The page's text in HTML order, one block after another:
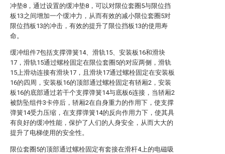
冲垫8，通过设置的缓冲垫8，可以对限位套圈5与限位挡
板13之间增加一个缓冲力，从而有效的减小限位套圈5对
限位挡板13的冲击，有效的提升了限位挡板13的使用寿
命。
缓冲组件7包括支撑弹簧14、滑轨15、安装板16和滑块
17，滑轨15通过螺栓固定在限位套圈5的对应两侧，滑轨
15上滑动连接有滑块17，且滑块17通过螺栓固定在安装板
16的四周，安装板16的顶部通过螺栓固定有轿厢2，安装
板16的底部通过若干个支撑弹簧14与底板6连接，当轿厢2
被防坠组件3卡停后，轿厢2在自身重力的作用下，使支撑
弹簧14受力压缩，在支撑弹簧14的反向作用力下，使其具
有良好的缓冲性能，保护了人们的人身安全，从而大大的
提升了电梯使用的安全性。
限位套圈5的顶部通过螺栓固定有套接在滑杆4上的电磁吸